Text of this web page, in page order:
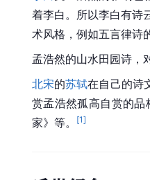
着李白。所以李白有诗
术风格，例如五言律诗
孟浩然的山水田园诗 ，
北宋的苏轼在自己的诗
赏孟浩然孤高自赏的
家》等。
[1]